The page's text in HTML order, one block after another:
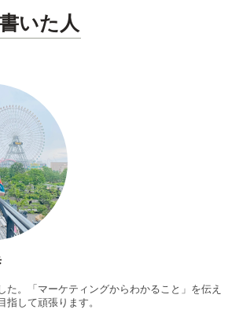
いた人
。「マーケティングからわかること」を伝え
して頑張ります。